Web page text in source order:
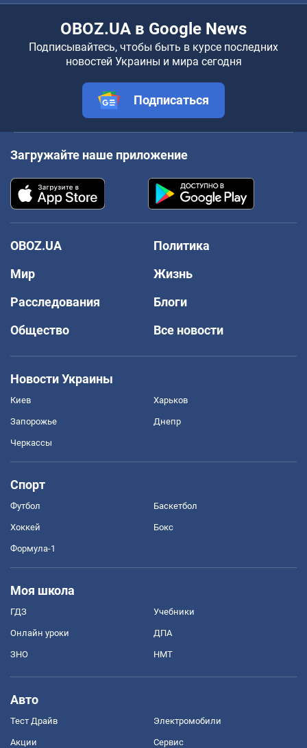
OBOZ.UA в Google News
Подписывайтесь, чтобы быть в курсе последних
новостей Украины и мира сегодня
Подписаться
Загружайте наше приложение
OBOZ.UA
Политика
Мир
Жизнь
Расследования
Блоги
Общество
Все новости
Новости Украины
Киев Харьков
Запорожье Днепр
Черкассы
Спорт
Футбол Баскетбол
Хоккей Бокс
Формула-1
Моя школа
ГДЗ Учебники
Онлайн уроки ДПА
ЗНО НМТ
Авто
Тест Драйв Электромобили
Акции Сервис